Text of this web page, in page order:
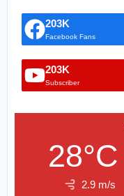
203K
Facebook Fans
203K
Subscriber
28°C
2.9 m/s